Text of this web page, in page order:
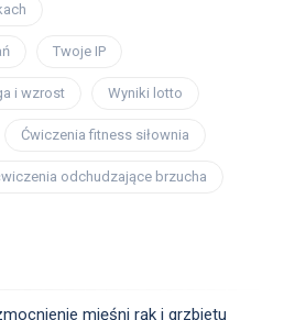
Twoje IP
i wzrost Wyniki lotto
Ćwiczenia fitness siłownia
odchudzające brzucha
mięśni rąk i grzbietu